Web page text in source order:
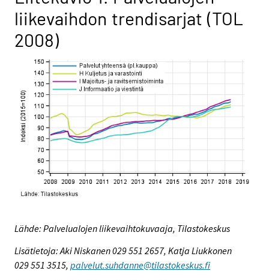
liikevaihdon trendisarjat (TOL
2008)
Lähde: Palvelualojen liikevaihtokuvaaja, Tilastokeskus
Lisätietoja: Aki Niskanen 029 551 2657, Katja Liukkonen
029 551 3515, palvelut.suhdanne@tilastokeskus.fi